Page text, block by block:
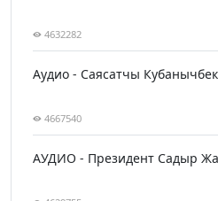
4632282
Аудио - Саясатчы
4667540
АУДИО - Президент Садыр